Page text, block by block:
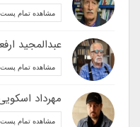
مشاهده تمام پست‌ها
عبدالمجید ارفعی
مشاهده تمام پست‌ها
مهرداد اسکویی
مشاهده تمام پست‌ها